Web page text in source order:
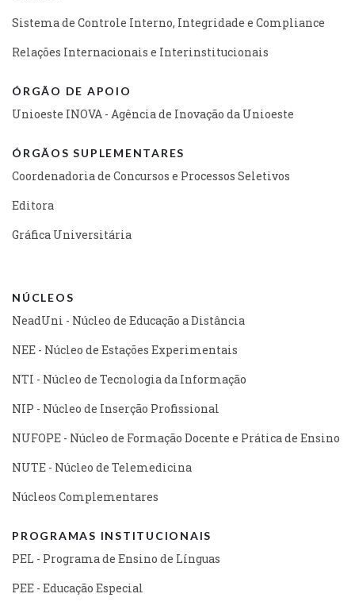
Sistema de Controle Interno, Integridade e Compliance
Relações Internacionais e Interinstitucionais
ÓRGÃO DE APOIO
Unioeste INOVA - Agência de Inovação da Unioeste
ÓRGÃOS SUPLEMENTARES
Coordenadoria de Concursos e Processos Seletivos
Editora
Gráfica Universitária
NÚCLEOS
NeadUni - Núcleo de Educação a Distância
NEE - Núcleo de Estações Experimentais
NTI - Núcleo de Tecnologia da Informação
NIP - Núcleo de Inserção Profissional
NUFOPE - Núcleo de Formação Docente e Prática de Ensino
NUTE - Núcleo de Telemedicina
Núcleos Complementares
PROGRAMAS INSTITUCIONAIS
PEL - Programa de Ensino de Línguas
PEE - Educação Especial